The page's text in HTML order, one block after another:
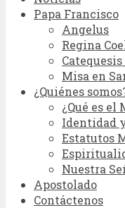
Papa Francisco
Angelus
Regina
Misa en
¿Quiénes
¿Qué es el
Identidad
Estatutos
Nuestra
Apostolado
Contáctenos